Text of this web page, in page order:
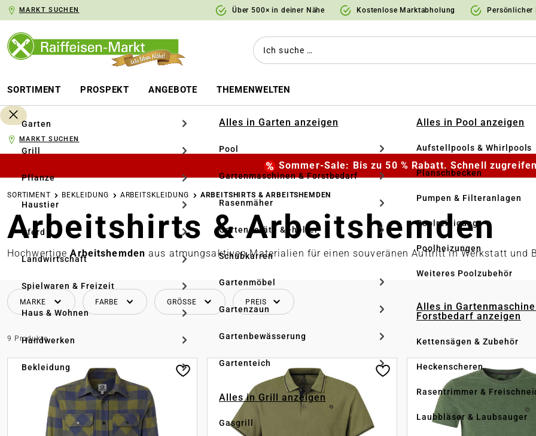
Zur Hauptnavigation springen
MARKT SUCHEN Über 500× in deiner Nähe Kostenlose Marktabholung Persönlicher
SORTIMENT PROSPEKT ANGEBOTE THEMENWELTEN
Garten
Grill
Pflanze
Haustier
Pferd
Landwirtschaft
Spielwaren & Freizeit
Haus & Wohnen
Handwerken
Bekleidung
Alles in Garten anzeigen
Pool
Gartenmaschinen & Forstbedarf
Rasenmäher
Gartengeräte & -helfer
Schubkarren
Gartenmöbel
Gartenzaun
Gartenbewässerung
Gartenteich
Alles in Grill anzeigen
Gasgrill
Alles in Pool anzeigen
Aufstellpools & Whirlpools
Planschbecken
Pumpen & Filteranlagen
Poolreinigung
Poolheizungen
Weiteres Poolzubehör
Alles in
Forstbedarf anzeigen
Kettensägen & Zubehör
Heckenscheren
Rasentrimmer &
Laubbläser & Laubsauger
MARKT SUCHEN
Sommer-Sale: Bis zu 50 % Rabatt. Schnell
SORTIMENT BEKLEIDUNG ARBEITSKLEIDUNG ARBEITSHIRTS & ARBEITSHEMDEN
Arbeitshirts & Arbeitshemden
HochwertigeArbeitshemden aus atmungsaktiven Materialien für einen souveränen Auftritt in Werkstatt und
MARKE FARBE GRÖSSE PREIS
9 Produkte